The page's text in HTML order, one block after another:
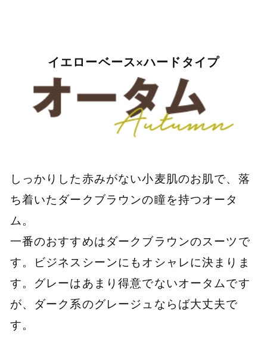
イエローベース×ハードタイプ
しっかりした赤みがない小麦肌のお肌で、落
ち着いたダークブラウンの瞳を持つオータ
ム。
一番のおすすめはダークブラウンのスーツで
す。ビジネスシーンにもオシャレに決まりま
す。グレーはあまり得意でないオータムです
が、ダーク系のグレージュならば大丈夫で
す。